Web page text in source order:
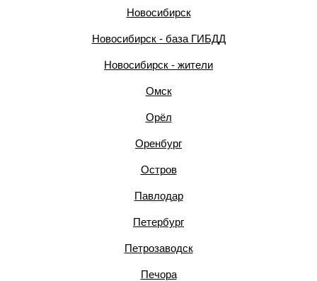
Новосибирск
Новосибирск - база ГИБДД
Новосибирск - жители
Омск
Орёл
Оренбург
Остров
Павлодар
Петербург
Петрозаводск
Печора